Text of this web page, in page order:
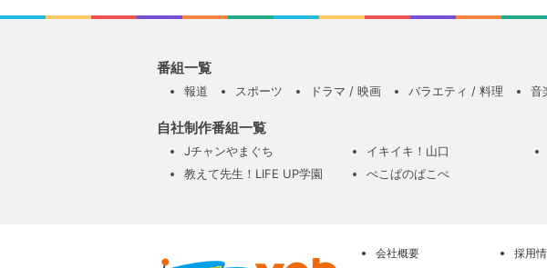
番組一覧
報道 スポーツ ドラマ / 映画 バラエティ / 料理 音
自社制作番組一覧
Jチャンやまぐち イキイキ！山口
教えて先生！LIFE UP学園
ぺこぱのぱこぺ
会社概要 採用